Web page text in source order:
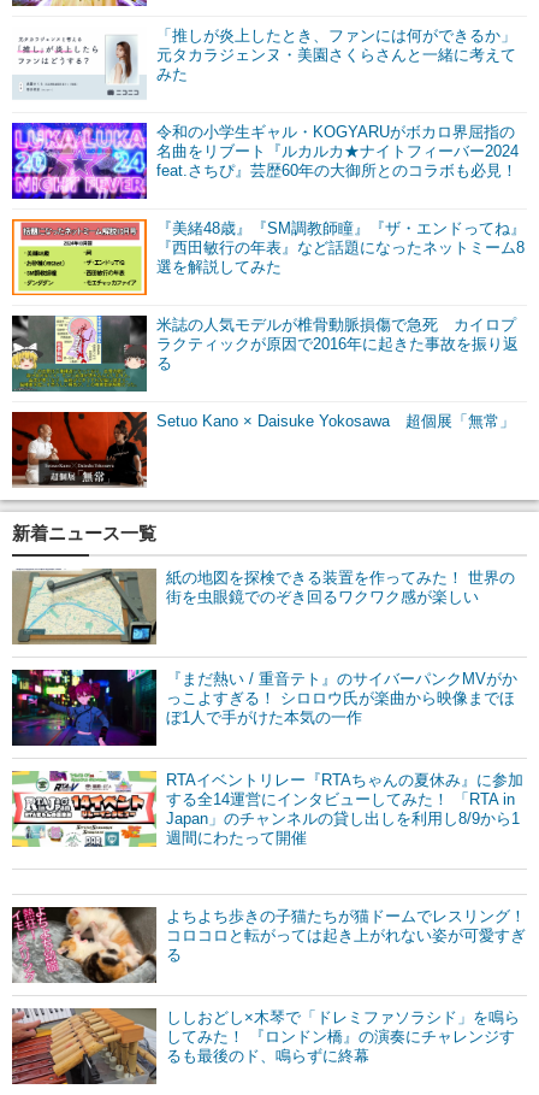
「推しが炎上したとき、ファンには何ができるか」
元タカラジェンヌ・美園さくらさんと一緒に考えて
みた
令和の小学生ギャル・KOGYARUがボカロ界屈指の
名曲をリブート『ルカルカ★ナイトフィーバー2024
feat.さちぴ』芸歴60年の大御所とのコラボも必見！
『美緒48歳』『SM調教師瞳』『ザ・エンドってね』
『西田敏行の年表』など話題になったネットミーム8
選を解説してみた
米誌の人気モデルが椎骨動脈損傷で急死 カイロプ
ラクティックが原因で2016年に起きた事故を振り返
る
Setuo Kano × Daisuke Yokosawa 超個展「無常」
新着ニュース一覧
紙の地図を探検できる装置を作ってみた！ 世界の
街を虫眼鏡でのぞき回るワクワク感が楽しい
『まだ熱い / 重音テト』のサイバーパンクMVがか
っこよすぎる！ シロロウ氏が楽曲から映像までほ
ぼ1人で手がけた本気の一作
RTAイベントリレー『RTAちゃんの夏休み』に参加
する全14運営にインタビューしてみた！ 「RTA in
Japan」のチャンネルの貸し出しを利用し8/9から1
週間にわたって開催
よちよち歩きの子猫たちが猫ドームでレスリング！
コロコロと転がっては起き上がれない姿が可愛すぎ
る
ししおどし×木琴で「ドレミファソラシド」を鳴ら
してみた！ 『ロンドン橋』の演奏にチャレンジす
るも最後のド、鳴らずに終幕